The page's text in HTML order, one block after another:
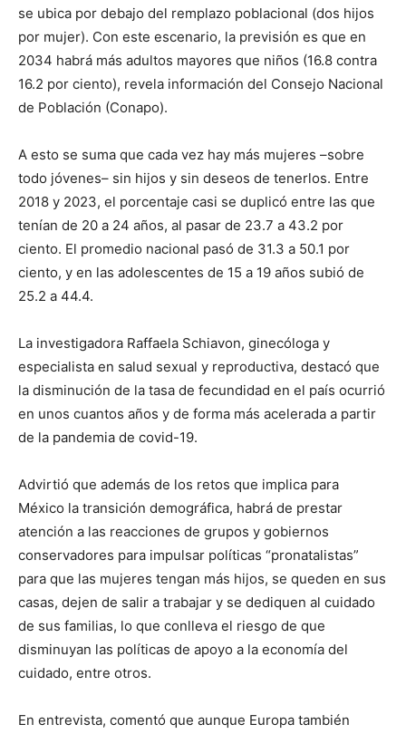
se ubica por debajo del remplazo poblacional (dos hijos
por mujer). Con este escenario, la previsión es que en
2034 habrá más adultos mayores que niños (16.8 contra
16.2 por ciento), revela información del Consejo Nacional
de Población (Conapo).
A esto se suma que cada vez hay más mujeres –sobre
todo jóvenes– sin hijos y sin deseos de tenerlos. Entre
2018 y 2023, el porcentaje casi se duplicó entre las que
tenían de 20 a 24 años, al pasar de 23.7 a 43.2 por
ciento. El promedio nacional pasó de 31.3 a 50.1 por
ciento, y en las adolescentes de 15 a 19 años subió de
25.2 a 44.4.
La investigadora Raffaela Schiavon, ginecóloga y
especialista en salud sexual y reproductiva, destacó que
la disminución de la tasa de fecundidad en el país ocurrió
en unos cuantos años y de forma más acelerada a partir
de la pandemia de covid-19.
Advirtió que además de los retos que implica para
México la transición demográfica, habrá de prestar
atención a las reacciones de grupos y gobiernos
conservadores para impulsar políticas “pronatalistas”
para que las mujeres tengan más hijos, se queden en sus
casas, dejen de salir a trabajar y se dediquen al cuidado
de sus familias, lo que conlleva el riesgo de que
disminuyan las políticas de apoyo a la economía del
cuidado, entre otros.
En entrevista, comentó que aunque Europa también